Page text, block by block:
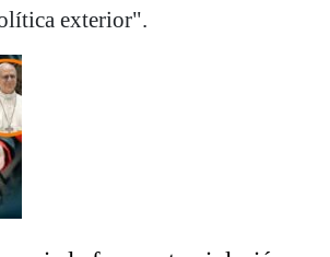
exterior".